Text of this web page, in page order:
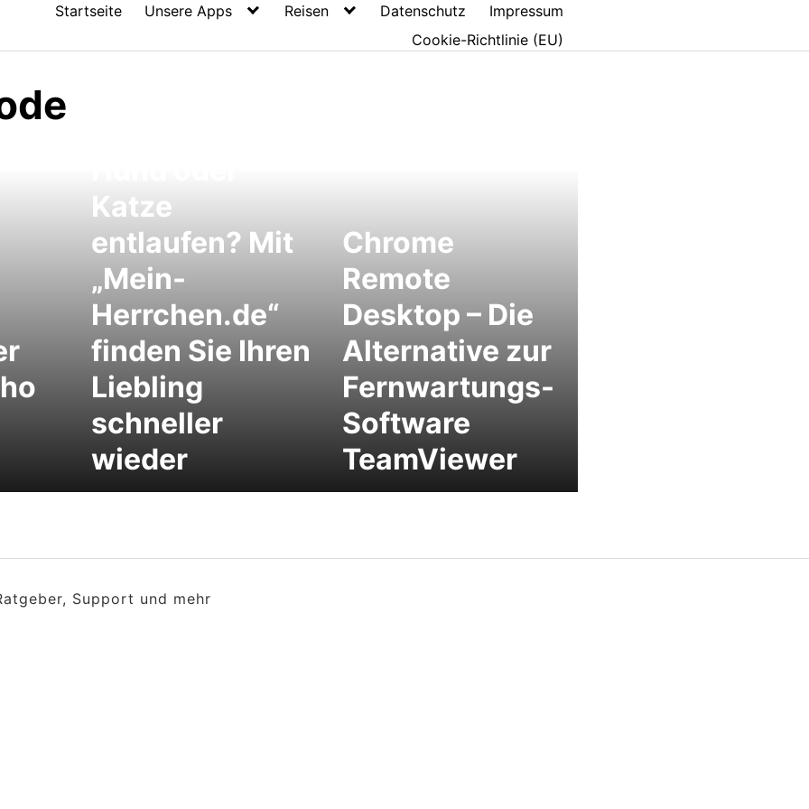
Startseite Unsere Apps Reisen Datenschutz
Impressum
Cookie-Richtlinie (EU)
Katze
entlaufen? Mit
„Mein-
Herrchen.de“
finden Sie Ihren
Liebling
schneller
wieder
Chrome
Remote
Desktop – Die
Alternative zur
Fernwartungs-
Software
TeamViewer
Support und mehr